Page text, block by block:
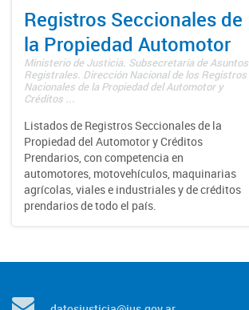
Registros Seccionales de
la Propiedad Automotor
Ministerio de Justicia. Subsecretaría de Asuntos
Registrales. Dirección Nacional de los Registros
Nacionales de la Propiedad del Automotor y
Créditos ...
Listados de Registros Seccionales de la
Propiedad del Automotor y Créditos
Prendarios, con competencia en
automotores, motovehículos, maquinarias
agrícolas, viales e industriales y de créditos
prendarios de todo el país.